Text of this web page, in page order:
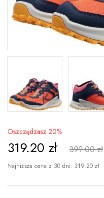
Oszczędzasz 20%
319.20 zł 399.00 zł
Najniższa cena z 30 dni: 319.20 zł